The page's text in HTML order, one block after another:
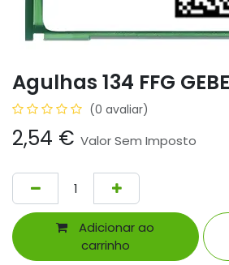
Agulhas 134 FFG
(0 avaliar)
2,54 € Valor Sem Imposto
Adicionar ao
carrinho